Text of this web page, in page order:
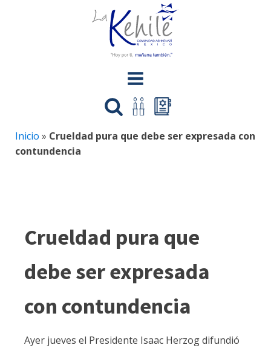
Inicio » Crueldad pura que debe ser expresada con
contundencia
Crueldad pura que
debe ser expresada
con contundencia
Ayer jueves el Presidente Isaac Herzog difundió